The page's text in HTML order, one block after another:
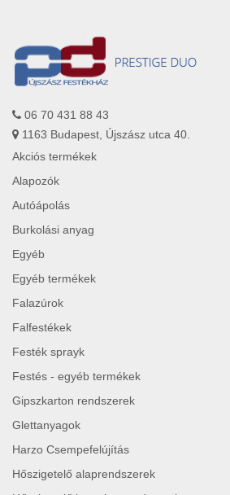
06 70 431 88 43
1163 Budapest, Újszász utca 40.
Akciós termékek
Alapozók
Autóápolás
Burkolási anyag
Egyéb
Egyéb termékek
Falazúrok
Falfestékek
Festék sprayk
Festés - egyéb termékek
Gipszkarton rendszerek
Glettanyagok
Harzo Csempefelújítás
Hőszigetelő alaprendszerek